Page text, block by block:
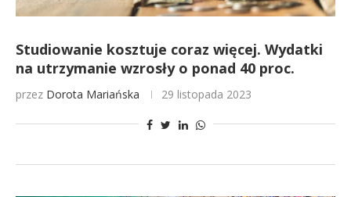
Studiowanie kosztuje coraz więcej. Wydatki
na utrzymanie wzrosły o ponad 40 proc.
przez Dorota Mariańska 29 listopada 2023